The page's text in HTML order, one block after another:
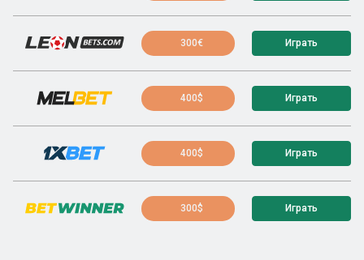
300€ Играть
400$ Играть
400$ Играть
300$ Играть